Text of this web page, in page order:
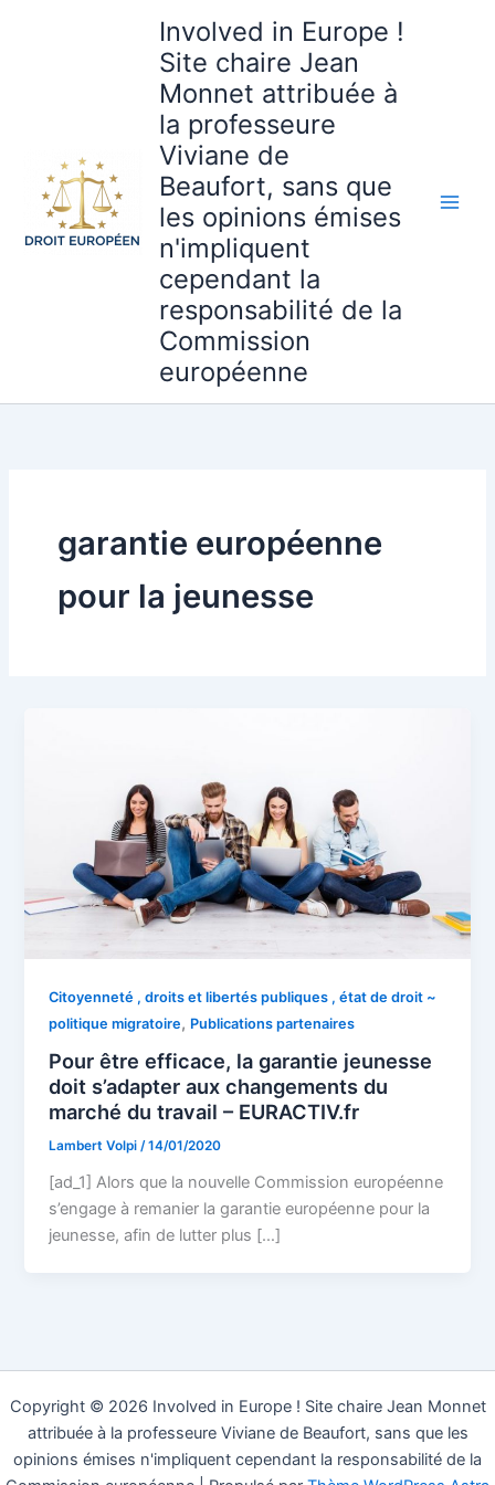
Involved in Europe !
Site chaire Jean
Monnet attribuée à
la professeure
Viviane de
Beaufort, sans que
les opinions émises
n'impliquent
cependant la
responsabilité de la
Commission
européenne
garantie européenne
pour la jeunesse
Citoyenneté , droits et libertés publiques , état de droit ~
politique migratoire, Publications partenaires
Pour être efficace, la garantie jeunesse
doit s’adapter aux changements du
marché du travail – EURACTIV.fr
Lambert Volpi/14/01/2020
[ad_1] Alors que la nouvelle Commission européenne
s’engage à remanier la garantie européenne pour la
jeunesse, afin de lutter plus […]
Copyright © 2026 Involved in Europe ! Site chaire Jean Monnet
attribuée à la professeure Viviane de Beaufort, sans que les
opinions émises n'impliquent cependant la responsabilité de la